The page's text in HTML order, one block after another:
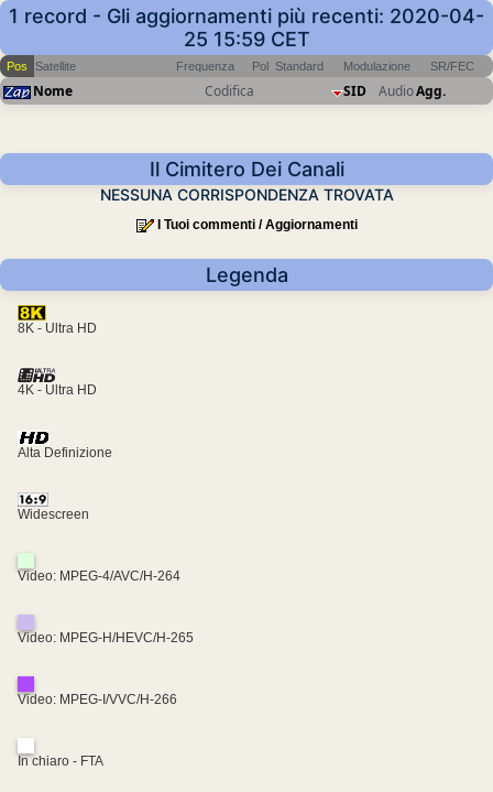
1 record - Gli aggiornamenti più recenti: 2020-04-
25 15:59 CET
Pos Satellite Frequenza Pol Standard Modulazione SR/FEC
Nome Codifica SID AudioAgg.
Il Cimitero Dei Canali
NESSUNA CORRISPONDENZA TROVATA
I Tuoi commenti / Aggiornamenti
Legenda
8K - Ultra HD
4K - Ultra HD
Alta Definizione
Widescreen
Video: MPEG-4/AVC/H-264
Video: MPEG-H/HEVC/H-265
Video: MPEG-I/VVC/H-266
In chiaro - FTA